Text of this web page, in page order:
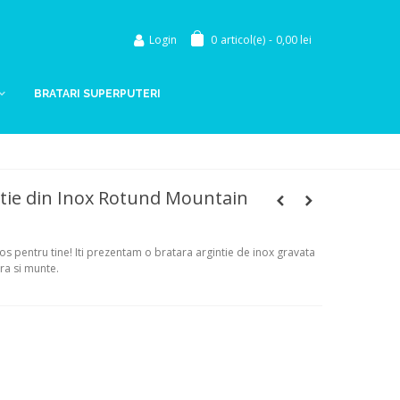
Login 0 articol(e) - 0,00 lei
BRATARI SUPERPUTERI
din Inox Rotund Mountain
pentru tine! Iti prezentam o bratara argintie de inox gravata
si munte.